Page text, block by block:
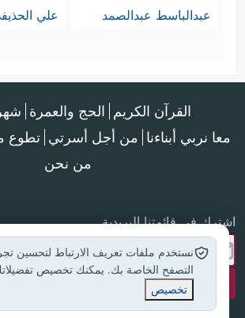
عبدالباسط عبدالصمد علي
القرآن الكريم الحج والعمرة
معا نربي أبناءنا من أجل أسرتي تطوع
من نحن
اشترك في قائمتنا البريدية
نستخدم ملفات تعريف الارتباط لتحسين
التصفح الخاصة بك. يمكنك تخصيص
تخصيص